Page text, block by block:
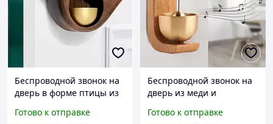
Беспроводной звонок на
дверь в форме птицы из
диаметром 10.5 см
Готово к отправке
Беспроводной звонок на
дверь из меди и
х 4,5 х 3,2 см
Готово к отправке